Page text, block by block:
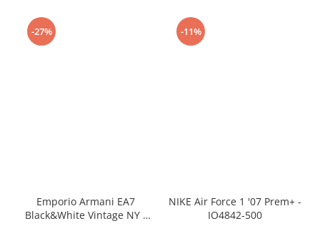
-27%
Emporio Armani EA7
Black&White Vintage NY -
-11%
NIKE Air Force 1 '07 Prem+ -
IO4842-500